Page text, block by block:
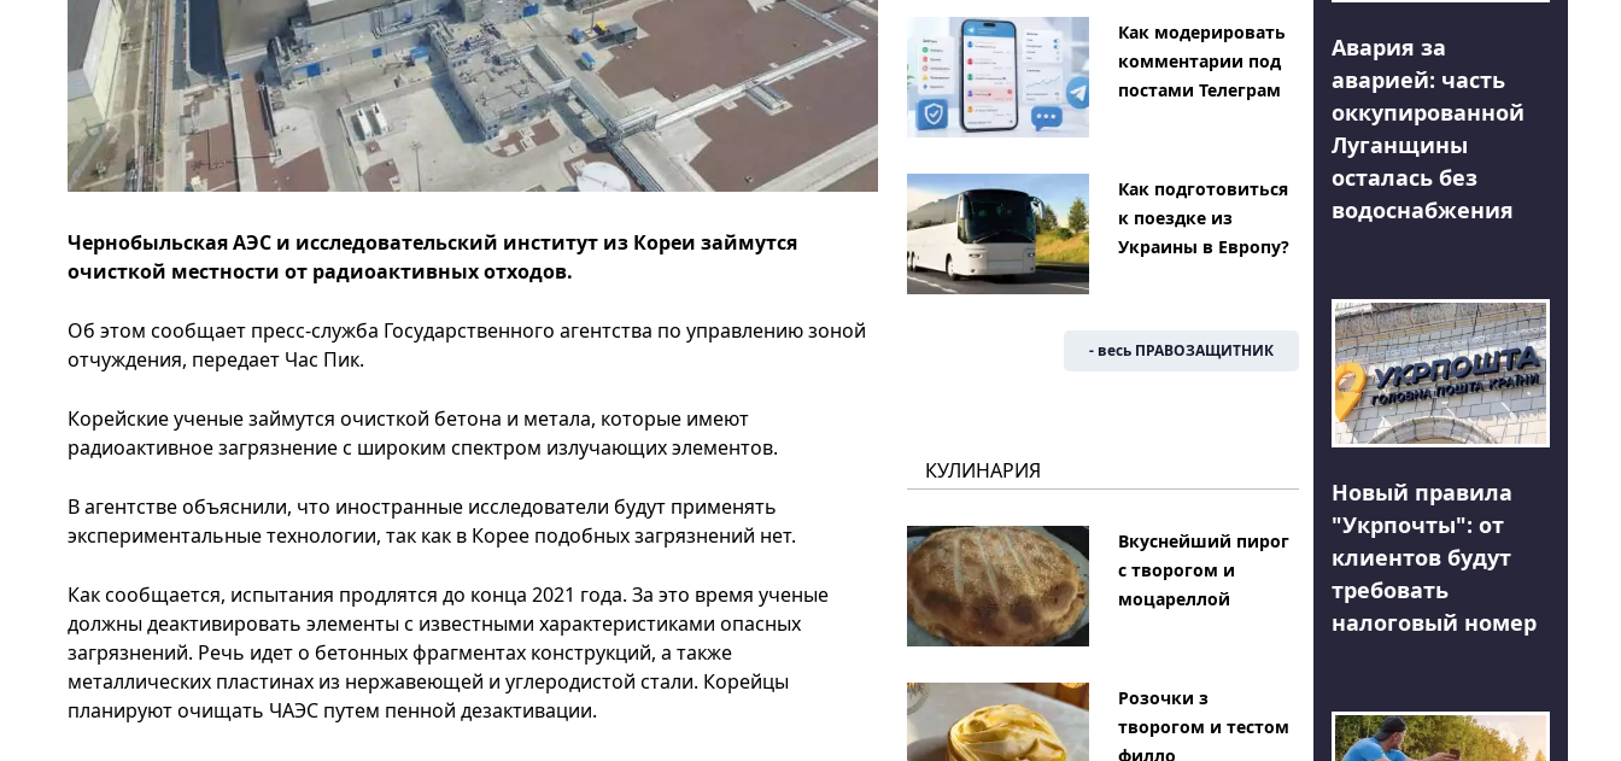
Чернобыльская АЭС и исследовательский институт из Кореи займутся
очисткой местности от радиоактивных отходов.
Об этом сообщает пресс-служба Государственного агентства по управлению зоной
отчуждения, передает Час Пик.
Корейские ученые займутся очисткой бетона и метала, которые имеют
радиоактивное загрязнение с широким спектром излучающих элементов.
В агентстве объяснили, что иностранные исследователи будут применять
экспериментальные технологии, так как в Корее подобных загрязнений нет.
Как сообщается, испытания продлятся до конца 2021 года. За это время ученые
должны деактивировать элементы с известными характеристиками опасных
загрязнений. Речь идет о бетонных фрагментах конструкций, а также
металлических пластинах из нержавеющей и углеродистой стали. Корейцы
планируют очищать ЧАЭС путем пенной дезактивации.
Как модерировать
комментарии под
постами Телеграм
Как подготовиться
к поездке из
Украины в Европу?
- весь ПРАВОЗАЩИТНИК
КУЛИНАРИЯ
Вкуснейший пирог
с творогом и
моцареллой
Розочки з
творогом и тестом
филло
Авария за
аварией: часть
оккупированной
Луганщины
осталась без
водоснабжения
Новый правила
"Укрпочты": от
клиентов будут
требовать
налоговый номер